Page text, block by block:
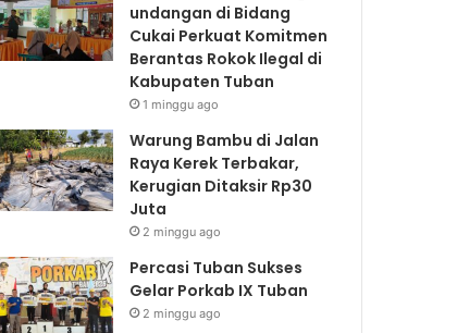
undangan di Bidang
Cukai Perkuat Komitmen
Berantas Rokok Ilegal di
Kabupaten Tuban
1 minggu ago
Warung Bambu di Jalan
Raya Kerek Terbakar,
Kerugian Ditaksir Rp30
Juta
2 minggu ago
Percasi Tuban Sukses
Gelar Porkab IX Tuban
2 minggu ago